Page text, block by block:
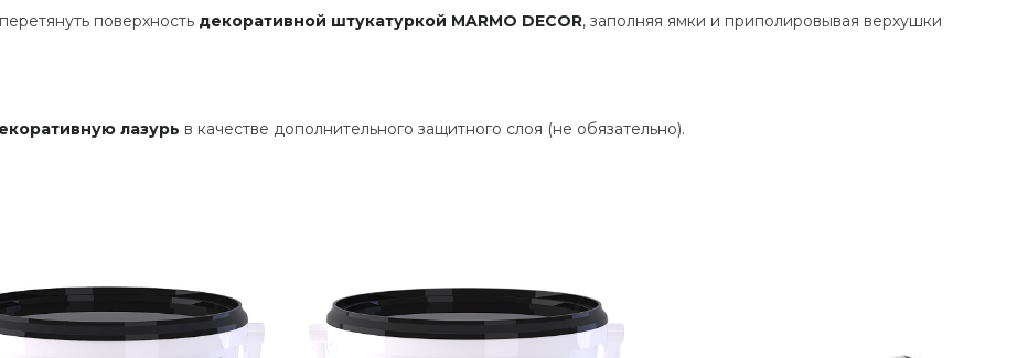
поверхность декоративной штукатуркой MARMO DECOR, заполняя ямки и приполировывая верхушки
лазурь в качестве дополнительного защитного слоя (не обязательно).